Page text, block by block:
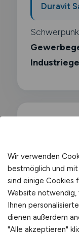
Duravit
Was
Als
Verwaltung
Du pflegst
Wir verwenden
bestmöglich und
sind einige Cookies
Website notwendig,
Ihnen
dienen außerdem
"Alle akzeptieren"